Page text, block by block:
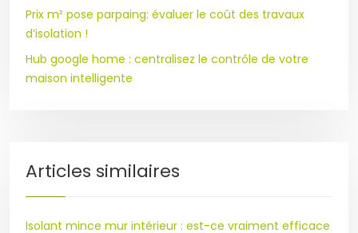
Prix m² pose parpaing: évaluer le coût des travaux
d’isolation !
Hub google home : centralisez le contrôle de votre
maison intelligente
Articles similaires
Isolant mince mur intérieur : est-ce vraiment efficace